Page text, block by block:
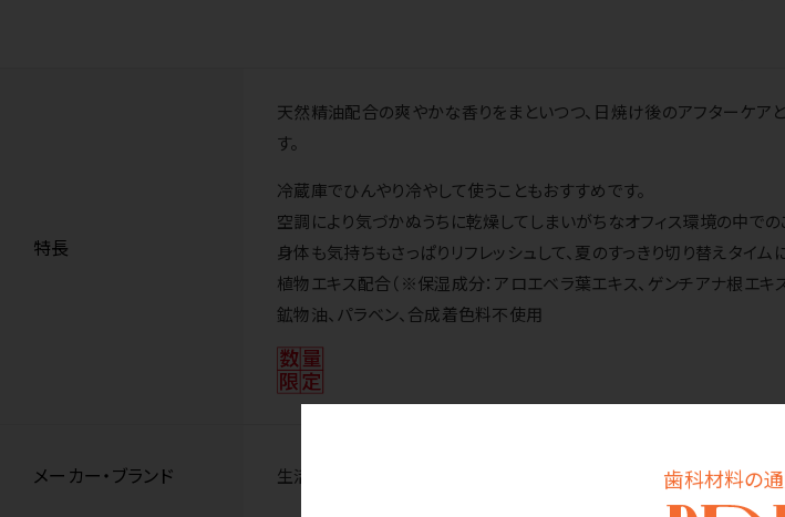
歯科材料の
特長
天然精油配合の爽やかな香りをまといつつ、日焼け後のアフターケア
す。
冷蔵庫でひんやり冷やして使うこともおすすめです。
空調により気づかぬうちに乾燥してしまいがちなオフィス環境の中での
身体も気持ちもさっぱりリフレッシュして、夏のすっきり切り替えタイム
植物エキス配合（※保湿成分：アロエベラ葉エキス、ゲンチアナ根エキス
鉱物油、パラベン、合成着色料不使用
メーカー・ブランド 生活の木